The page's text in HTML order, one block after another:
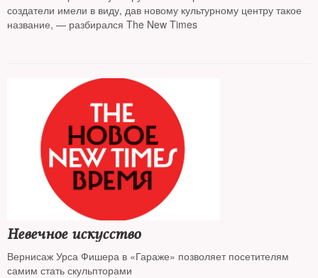
создатели имели в виду, дав новому культурному центру такое
название, — разбирался The New Times
Невечное искусство
Вернисаж Урса Фишера в «Гараже» позволяет посетителям
самим стать скульпторами